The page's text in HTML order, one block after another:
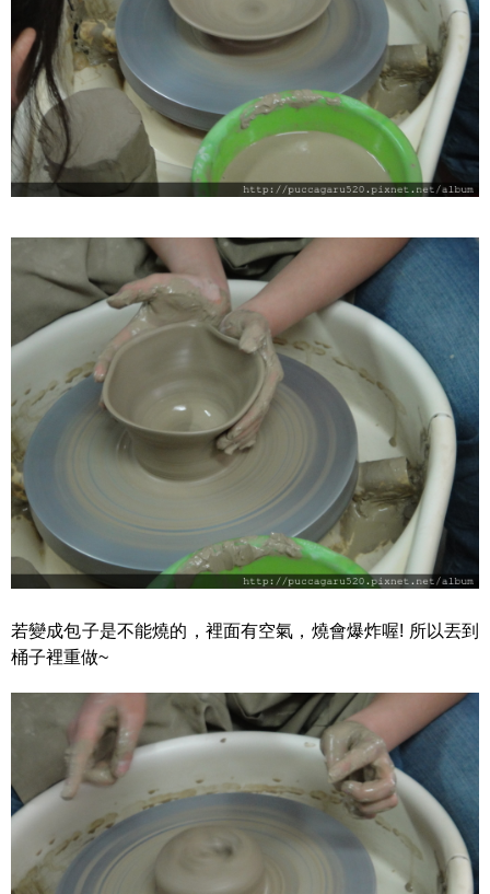
若變成包子是不能燒的，裡面有空氣，燒會爆炸喔! 所以丟到
桶子裡重做~